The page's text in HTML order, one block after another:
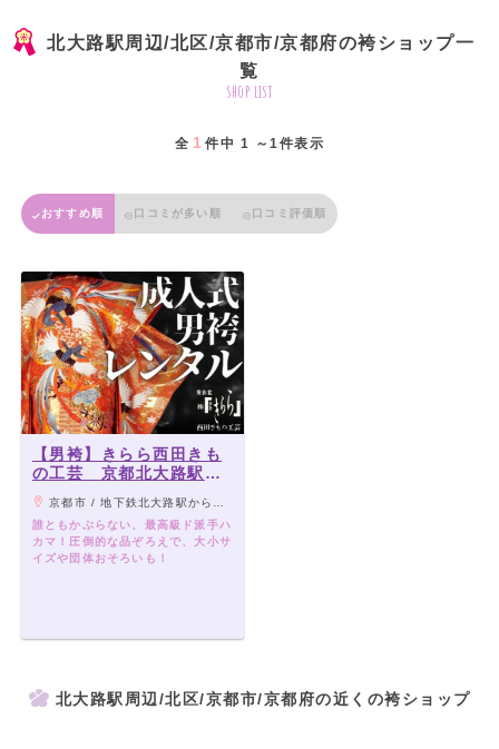
北大路駅周辺/北区/京都市/京都府の袴ショップ一
覧
shop list
全 1 件中 1 ～1件表示
おすすめ順 口コミが多い順 口コミ評価順
【男袴】きらら西田きも
の工芸 京都北大路駅前
店
京都市 / 地下鉄北大路駅から徒歩1分
誰ともかぶらない、最高級ド派手ハ
カマ！圧倒的な品ぞろえで、大小サ
イズや団体おそろいも！
北大路駅周辺/北区/京都市/京都府の近くの袴ショップ